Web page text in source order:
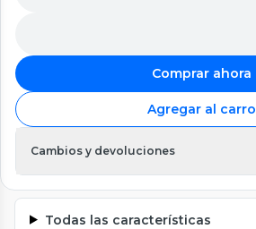
Comprar ahora
Agregar al carro
Cambios y devoluciones
Todas las características